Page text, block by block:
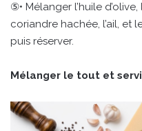
⑤• Mélanger l’huile
coriandre hachée, l’ail, et
puis réserver.
Mélanger le tout et